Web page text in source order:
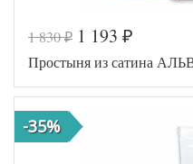
Код товара
517-072
Артикул
AL460704
Ткань
Сатин
Размер
простыни
1 830₽ 1 193 ₽
Простыня из сатина
-35%